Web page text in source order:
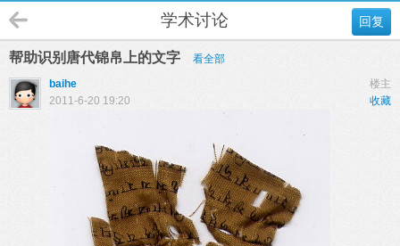
回复
学术讨论
帮助识别唐代锦帛上的文字
看全部
楼主
baihe
收藏
2011-6-20 19:20